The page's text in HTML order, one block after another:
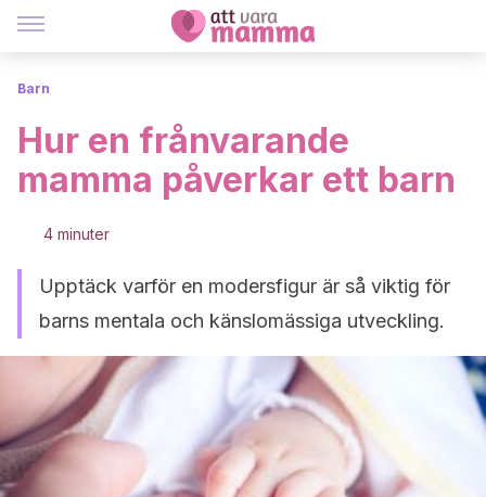
Barn
Hur en frånvarande
mamma påverkar ett barn
4 minuter
Upptäck varför en modersfigur är så viktig för
barns mentala och känslomässiga utveckling.